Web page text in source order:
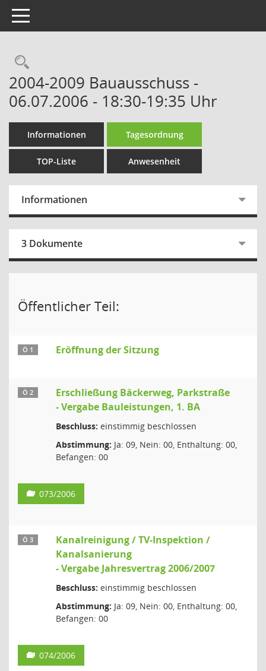
Toggle navigation
Rechercheauswahl
2004-2009 Bauausschuss -
06.07.2006 - 18:30-19:35 Uhr
Informationen Tagesordnung
TOP-Liste Anwesenheit
Informationen
3 Dokumente
Öffentlicher Teil:
Ö 1 Eröffnung der Sitzung
Ö 2
Erschließung Bäckerweg, Parkstraße
- Vergabe Bauleistungen, 1. BA
Beschluss: einstimmig beschlossen
Abstimmung: Ja: 09, Nein: 00, Enthaltung: 00,
Befangen: 00
073/2006
Ö 3
Kanalreinigung / TV-Inspektion /
Kanalsanierung
- Vergabe Jahresvertrag 2006/2007
Beschluss: einstimmig beschlossen
Abstimmung: Ja: 09, Nein: 00, Enthaltung: 00,
Befangen: 00
074/2006